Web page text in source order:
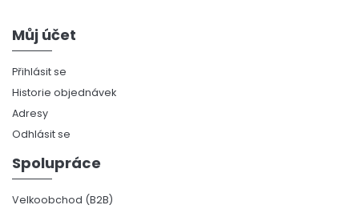
Můj účet
Přihlásit se
Historie objednávek
Adresy
Odhlásit se
Spolupráce
Velkoobchod (B2B)